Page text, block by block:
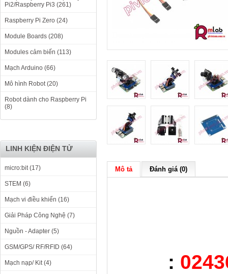
Pi2/Raspberry Pi3 (261)
Raspberry Pi Zero (24)
Module Boards (208)
Modules cảm biến (113)
Mạch Arduino (66)
Mô hình Robot (20)
Robot dành cho Raspberry Pi
(8)
LINH KIỆN ĐIỆN TỬ
micro:bit (17)
STEM (6)
Mạch vi điều khiển (16)
Giải Pháp Công Nghệ (7)
Nguồn - Adapter (5)
GSM/GPS/ RF/RFID (64)
Mạch nạp/ Kit (4)
Mô tả Đánh giá (0)
: